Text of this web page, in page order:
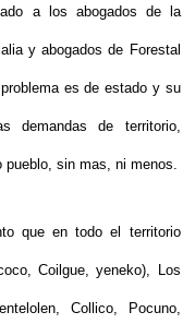
a los abogados de la
y abogados de Forestal
es de estado y su
demandas de territorio,
pueblo, sin mas, ni menos.
que en todo el territorio
Coilgue, yeneko), Los
Collico, Pocuno,